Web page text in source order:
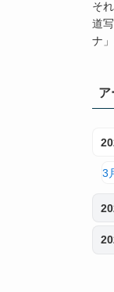
そ
道
ナ
ア
3